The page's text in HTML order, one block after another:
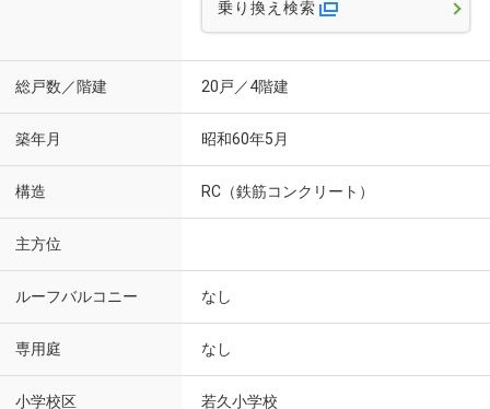
乗り換え検索
総戸数／階建 20戸／4階建
築年月 昭和60年5月
構造 RC（鉄筋コンクリート）
主方位
ルーフバルコニー なし
専用庭 なし
小学校区 若久小学校